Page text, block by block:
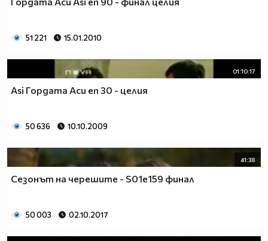
51 221 15.01.2010
01:10:17
Asi Гордата Аси еп 30 - целия
50 636 10.10.2009
41:38
Сезонът на черешите - S01e159 финал
50 003 02.10.2017